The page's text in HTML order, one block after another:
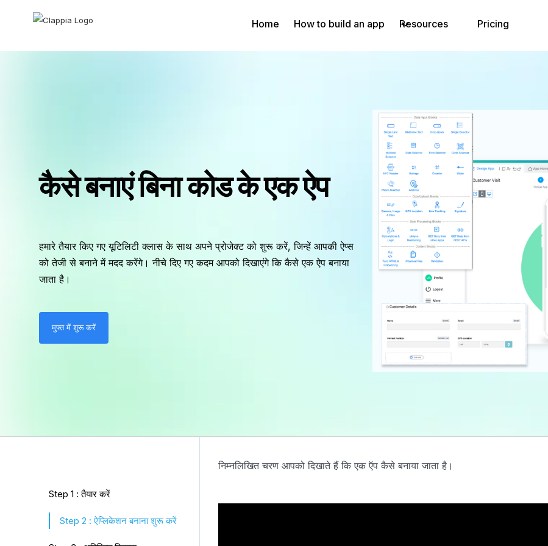
Home How to build an app Resources Pricing
कैसे बनाएं बिना कोड के एक ऐप
हमारे तैयार किए गए यूटिलिटी क्लास के साथ अपने प्रोजेक्ट को शुरू करें, जिन्हें आपकी ऐप्स
को तेजी से बनाने में मदद करेंगे। नीचे दिए गए कदम आपको दिखाएंगे कि कैसे एक ऐप बनाया
जाता है।
मुफ्त में शुरू करें
Step 1 : तैयार करें
Step 2 : ऐप्लिकेशन बनाना शुरू करें
निम्नलिखित चरण आपको दिखाते हैं कि एक ऍप कैसे बनाया जाता है।